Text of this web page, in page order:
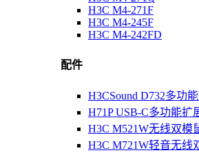
H3C M4-271F
H3C M4-245F
H3C M4-242FD
配件
H3CSound D732多功
H71P USB-C多功能扩
H3C M521W无线双模
H3C M721W轻音无线